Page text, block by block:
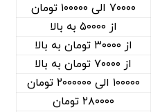
۷۰۰۰۰ الی ۱۰۰۰۰۰ تومان
از ۵۰۰۰۰ به بالا
از ۳۰۰۰۰ تومان به بالا
از ۷۰۰۰۰ تومان به بالا
۱۰۰۰۰۰ الی ۲۰۰۰۰۰۰ تومان
۲۸۰۰۰۰ تومان